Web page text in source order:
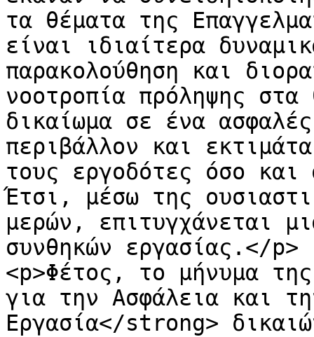
τα θέματα της
είναι ιδιαίτερα
παρακολούθηση και
νοοτροπία πρόληψης
δικαίωμα σε ένα
περιβάλλον και
τους εργοδότες όσο
Έτσι, μέσω της
μερών, επιτυγχάνεται
συνθηκών εργασίας.</p>
<p>Φέτος, το μήνυμα
για την Ασφάλεια και
Εργασία</strong>